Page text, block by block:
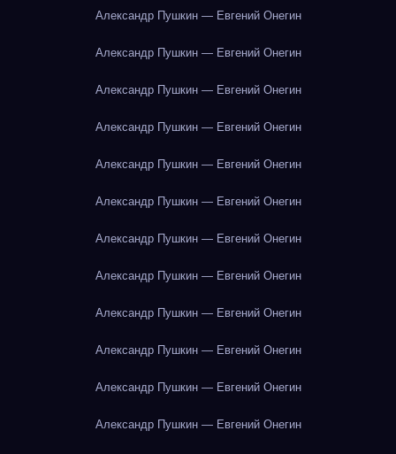
Александр Пушкин — Евгений Онегин
Александр Пушкин — Евгений Онегин
Александр Пушкин — Евгений Онегин
Александр Пушкин — Евгений Онегин
Александр Пушкин — Евгений Онегин
Александр Пушкин — Евгений Онегин
Александр Пушкин — Евгений Онегин
Александр Пушкин — Евгений Онегин
Александр Пушкин — Евгений Онегин
Александр Пушкин — Евгений Онегин
Александр Пушкин — Евгений Онегин
Александр Пушкин — Евгений Онегин